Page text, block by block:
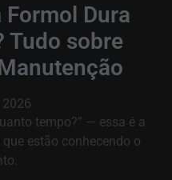
Dura
Tudo sobre
tempo?” — essa é a
estão conhecendo o